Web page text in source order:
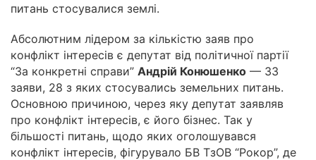
питань стосувалися землі.
Абсолютним лідером за кількістю заяв про
конфлікт інтересів є депутат від політичної партії
“За конкретні справи” Андрій Конюшенко — 33
заяви, 28 з яких стосувались земельних питань.
Основною причиною, через яку депутат заявляв
про конфлікт інтересів, є його бізнес. Так у
більшості питань, щодо яких оголошувався
конфлікт інтересів, фігурувало БВ ТзОВ “Рокор”, де